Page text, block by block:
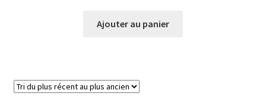
Ajouter au panier